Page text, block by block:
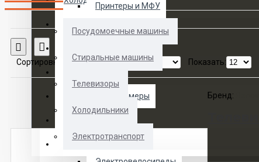
Морозильные камеры
Телевизоры
Принтеры и МФУ
Посудомоечные машины
Стиральные машины
Телевизоры
Холодильники
Электротранспорт
Сортировка:
Показать:
Бренд: